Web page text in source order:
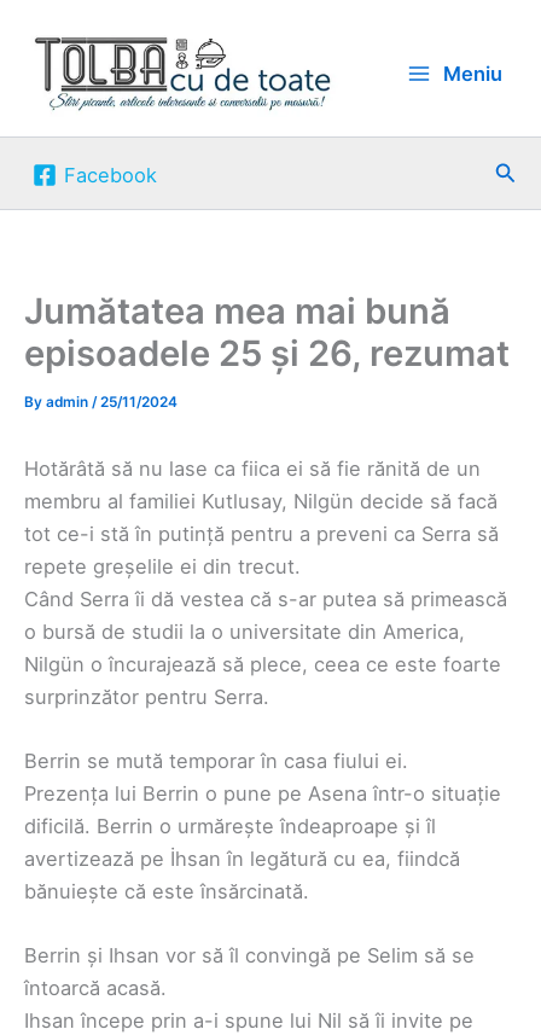
content
Meniu
Facebook
Jumătatea mea mai bună
episoadele 25 și 26, rezumat
By admin /25/11/2024
Hotărâtă să nu lase ca fiica ei să fie rănită de un
membru al familiei Kutlusay, Nilgün decide să facă
tot ce-i stă în putință pentru a preveni ca Serra să
repete greșelile ei din trecut.
Când Serra îi dă vestea că s-ar putea să primească
o bursă de studii la o universitate din America,
Nilgün o încurajează să plece, ceea ce este foarte
surprinzător pentru Serra.
Berrin se mută temporar în casa fiului ei.
Prezența lui Berrin o pune pe Asena într-o situație
dificilă. Berrin o urmărește îndeaproape și îl
avertizează pe İhsan în legătură cu ea, fiindcă
bănuiește că este însărcinată.
Berrin și Ihsan vor să îl convingă pe Selim să se
întoarcă acasă.
Ihsan începe prin a-i spune lui Nil să îi invite pe